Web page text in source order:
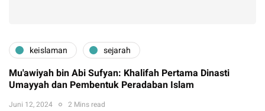
keislaman sejarah
Mu'awiyah bin Abi Sufyan: Khalifah Pertama Dinasti
Umayyah dan Pembentuk Peradaban Islam
Juni 12, 2024 2 Mins read